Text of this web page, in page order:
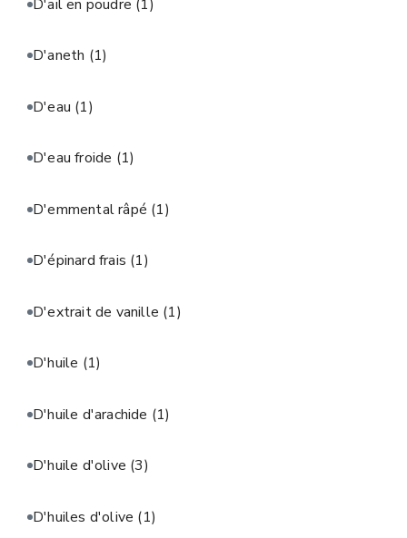
D'ail en poudre (1)
D'aneth (1)
D'eau (1)
D'eau froide (1)
D'emmental râpé (1)
D'épinard frais (1)
D'extrait de vanille (1)
D'huile (1)
D'huile d'arachide (1)
D'huile d'olive (3)
D'huiles d'olive (1)